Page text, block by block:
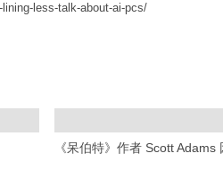
less-talk-about-ai-pcs/
《呆伯特》作者 Scott Adams